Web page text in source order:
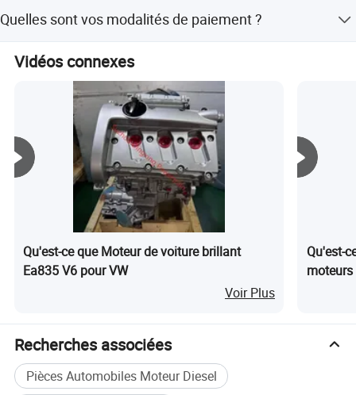
emballages et les cadeaux selon vos besoins.
ouvrables après la réception du paiement.
Quelles sont vos modalités de paiement ?
paiement avant l'expédition.
Vidéos connexes
Qu'est-ce que Moteur de voiture brillant
Ea835 V6 pour VW
Voir Plus
Qu'est-
Recherches associées
Pièces Automobiles Moteur Diesel